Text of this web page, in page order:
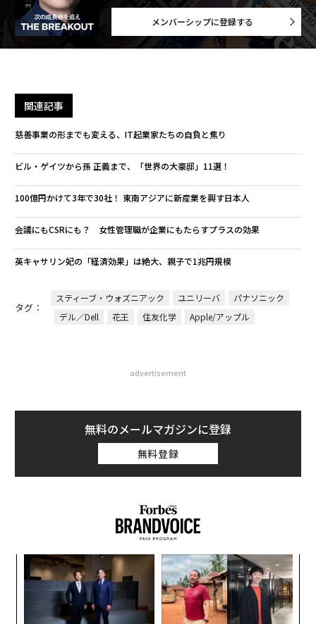
メンバーシップに登録する
関連記事
慈善事業の形までも変える、IT起業家たちの自負と焦り
ビル・ゲイツから孫 正義まで、「世界の大豪邸」11選！
100億円かけて3年で30社！ 東南アジアに新産業を興す日本人
会議にもCSRにも？ 女性管理職が企業にもたらすプラスの効果
英キャサリン妃の「経済効果」は絶大、親子で1兆円規模
タグ：
スティーブ・ウォズニアック ユニリーバ
パナソニック
デル／Dell
花王 住友化学 Apple/アップル
advertisement
無料のメールマガジンに登録
無料登録